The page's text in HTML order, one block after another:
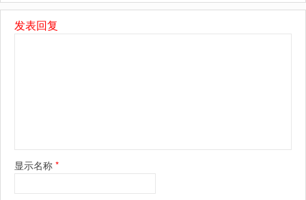
发表回复
显示名称 *